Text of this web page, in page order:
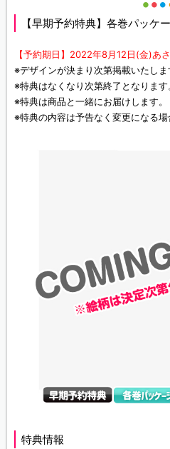
【早期予約特典】各巻パッケ
【予約期日】2022年8月12日(金)あ
※デザインが決まり次第掲載いたしま
※特典はなくなり次第終了となります
※特典は商品と一緒にお届けします。
※特典の内容は予告なく変更になる場
特典情報